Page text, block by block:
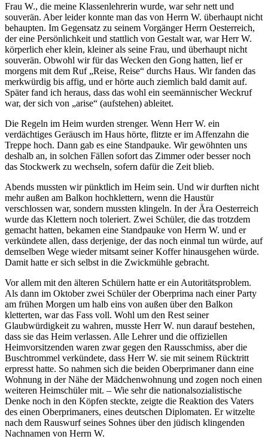
Frau W., die meine Klassenlehrerin wurde, war sehr nett und
souverän. Aber leider konnte man das von Herrn W. überhaupt nicht
behaupten. Im Gegensatz zu seinem Vorgänger Herrn Oesterreich,
der eine Persönlichkeit und stattlich von Gestalt war, war Herr W.
körperlich eher klein, kleiner als seine Frau, und überhaupt nicht
souverän. Obwohl wir für das Wecken den Gong hatten, lief er
morgens mit dem Ruf Reise, Reise
durchs Haus. Wir fanden das
merkwürdig bis affig, und er hörte auch ziemlich bald damit auf.
Später fand ich heraus, dass das wohl ein seemännischer Weckruf
war, der sich von
arise
(aufstehen) ableitet.
Die Regeln im Heim wurden strenger. Wenn Herr W. ein
verdächtiges Geräusch im Haus hörte, flitzte er im Affenzahn die
Treppe hoch. Dann gab es eine Standpauke. Wir gewöhnten uns
deshalb an, in solchen Fällen sofort das Zimmer oder besser noch
das Stockwerk zu wechseln, sofern dafür die Zeit blieb.
Abends mussten wir pünktlich im Heim sein. Und wir durften nicht
mehr außen am Balkon hochklettern, wenn die Haustür
verschlossen war, sondern mussten klingeln. In der Ära Oesterreich
wurde das Klettern noch toleriert. Zwei Schüler, die das trotzdem
gemacht hatten, bekamen eine Standpauke von Herrn W. und er
verkündete allen, dass derjenige, der das noch einmal tun würde, auf
demselben Wege wieder mitsamt seiner Koffer hinausgehen würde.
Damit hatte er sich selbst in die Zwickmühle gebracht.
Vor allem mit den älteren Schülern hatte er ein Autoritätsproblem.
Als dann im Oktober zwei Schüler der Oberprima nach einer Party
am frühen Morgen um halb eins von außen über den Balkon
kletterten, war das Fass voll. Wohl um den Rest seiner
Glaubwürdigkeit zu wahren, musste Herr W. nun darauf bestehen,
dass sie das Heim verlassen. Alle Lehrer und die offiziellen
Heimvorsitzenden waren zwar gegen den Rausschmiss, aber die
Buschtrommel verkündete, dass Herr W. sie mit seinem Rücktritt
erpresst hatte. So nahmen sich die beiden Oberprimaner dann eine
Wohnung in der Nähe der Mädchenwohnung und zogen noch einen
weiteren Heimschüler mit. – Wie sehr die nationalsozialistische
Denke noch in den Köpfen steckte, zeigte die Reaktion des Vaters
des einen Oberprimaners, eines deutschen Diplomaten. Er witzelte
nach dem Rauswurf seines Sohnes über den jüdisch klingenden
Nachnamen von Herrn W.